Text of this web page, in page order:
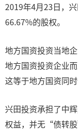
2019年4月23日，
66.67%的股权。
地方国资投资当地
地方国资投资企业
这等于地方国资同
兴田投资承担了中
权益，并无“债转